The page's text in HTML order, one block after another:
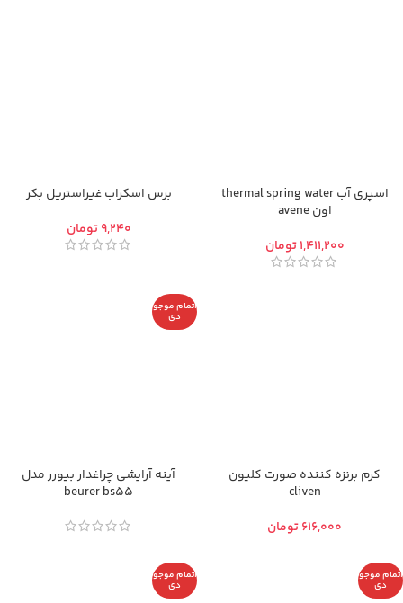
اسپری آب thermal spring water
اون avene
تومان
برس اسکراب غیراستریل بکر
تومان
کرم برنزه کننده صورت کلیون
cliven
تومان
اتمام موجو
دی
آینه آرایشی چراغدار بيورر مدل
beurer bs55
اتمام موجو
دی
اتمام موجو
دی